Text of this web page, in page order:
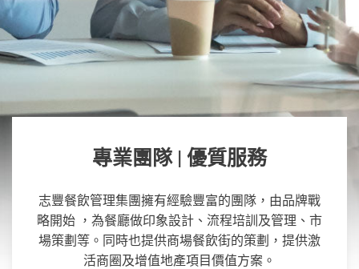
專業團隊 | 優質服務
志豐餐飲管理集團擁有經驗豐富的團隊，由品牌戰
略開始 ，為餐廳做印象設計、流程培訓及管理、市
場策劃等。同時也提供商場餐飲街的策劃，提供激
活商圈及增值地產項目價值方案。